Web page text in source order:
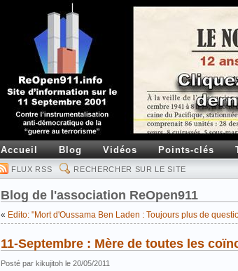
Accueil Blog Vidéos Points-clés
FLUX RSS RECHERCHER SUR LE SITE
Blog de l'association ReOpen911
« Edito: "Mort d'Oussama Ben Laden : Toujours plus de
11-Septembre : Mère de toutes les
Posté par kikujitoh le 20/05/2011